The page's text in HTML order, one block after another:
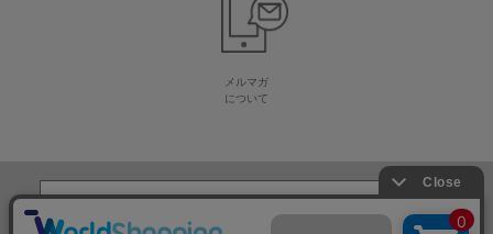
メルマガ
について
生地・毛糸・手芸材料の専門店